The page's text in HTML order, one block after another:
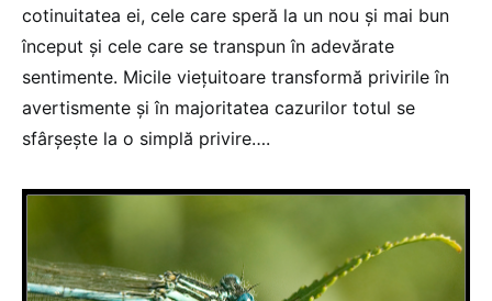
cotinuitatea ei, cele care speră la un nou şi mai bun
început şi cele care se transpun în adevărate
sentimente. Micile vieţuitoare transformă privirile în
avertismente şi în majoritatea cazurilor totul se
sfârşeşte la o simplă privire….